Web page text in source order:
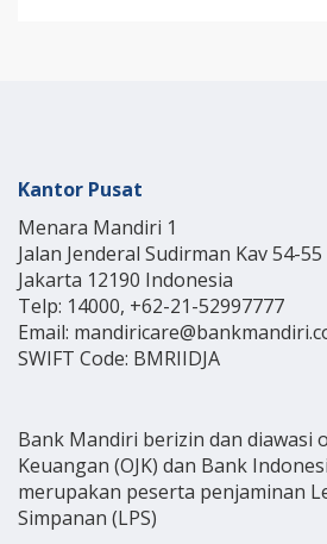
Kantor Pusat
Menara Mandiri 1
Jalan Jenderal Sudirman Kav 54-55
Jakarta 12190 Indonesia
Telp: 14000, +62-21-52997777
Email:
SWIFT Code: BMRIIDJA
Bank Mandiri berizin dan diawasi
Keuangan (OJK) dan Bank
merupakan peserta penjaminan
Simpanan (LPS)